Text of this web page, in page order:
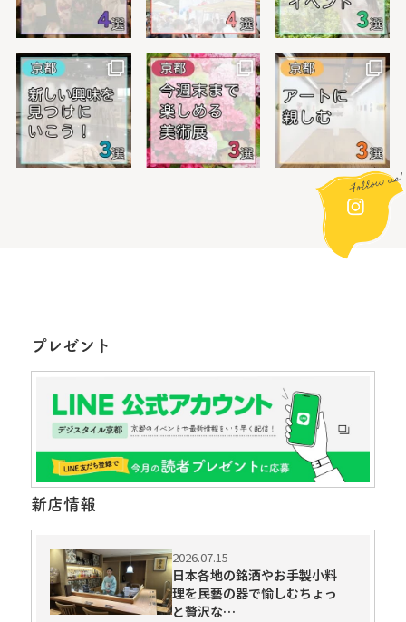
プレゼント
新店情報
2026.07.15
日本各地の銘酒やお手製小料
理を民藝の器で愉しむちょっ
と贅沢な…